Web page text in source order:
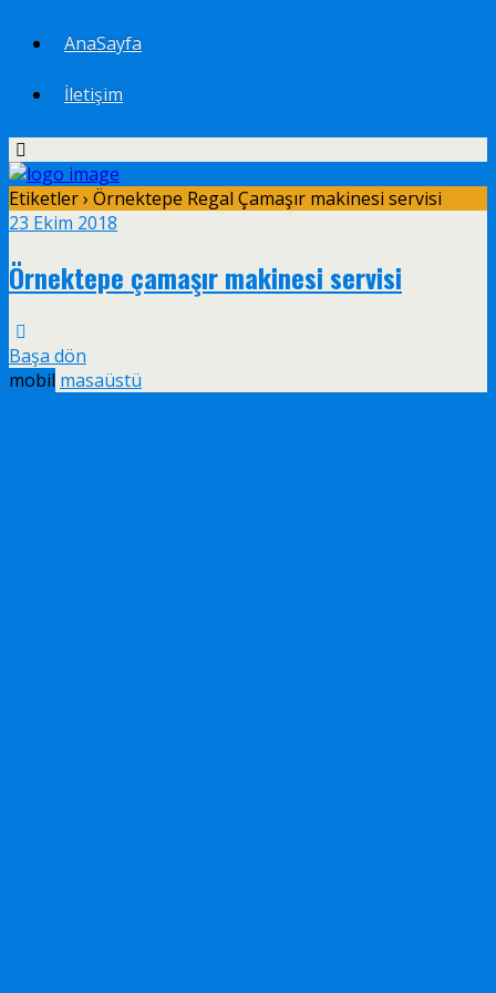
AnaSayfa
İletişim
Etiketler › Örnektepe Regal Çamaşır makinesi servisi
23 Ekim 2018
Örnektepe çamaşır makinesi servisi
Başa dön
mobil masaüstü